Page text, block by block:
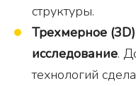
структуры.
Трехмерное
исследование.
технологий